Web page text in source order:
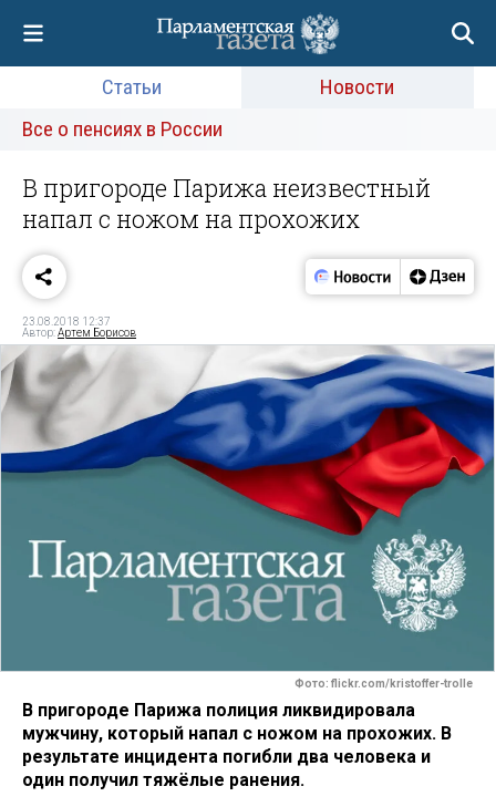
Статьи
Новости
Все о пенсиях в России
В пригороде Парижа неизвестный
напал с ножом на прохожих
23.08.2018 12:37
Автор:Артем Борисов
Фото: flickr.com/kristoffer-trolle
В пригороде Парижа полиция ликвидировала
мужчину, который напал с ножом на прохожих. В
результате инцидента погибли два человека и
один получил тяжёлые ранения.